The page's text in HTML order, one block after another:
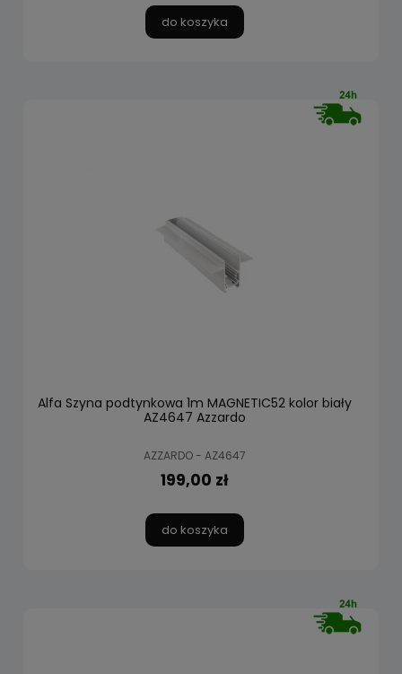
do koszyka
Alfa Szyna podtynkowa 1m MAGNETIC52 kolor biały
AZ4647 Azzardo
AZZARDO - AZ4647
199,00 zł
do koszyka